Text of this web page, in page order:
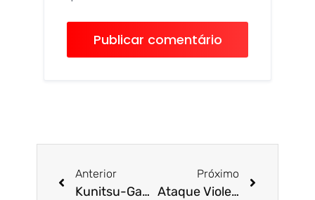
Anterior
Kunitsu-Gami, da Capcom, devolve sentimento de descoberta nos videogames – Review
Próximo
Ataque Violento em Restaurante no Rio Deixa Criança em Estado Gravíssimo